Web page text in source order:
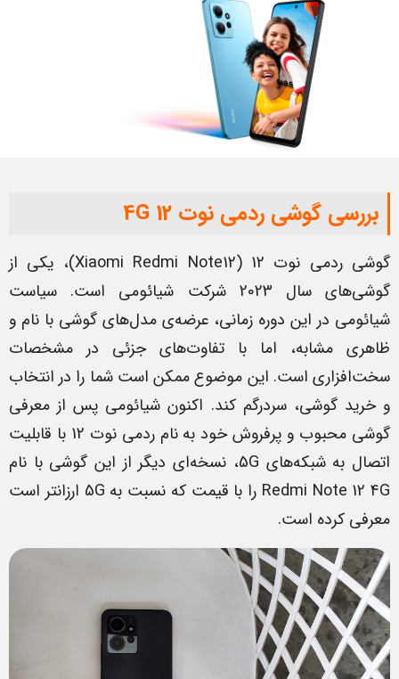
بررسی گوشی ردمی نوت 12 4G
گوشی ردمی نوت 12 (Xiaomi Redmi Note12)، یکی از
گوشی‌های سال 2023 شرکت شیائومی است. سیاست
شیائومی در این دوره زمانی، عرضه‌ی مدل‌های گوشی با نام و
ظاهری مشابه، اما با تفاوت‌های جزئی در مشخصات
سخت‌افزاری است. این موضوع ممکن است شما را در انتخاب
و خرید گوشی، سردرگم کند. اکنون شیائومی پس از معرفی
گوشی محبوب و پرفروش خود به نام ردمی نوت 12 با قابلیت
اتصال به شبکه‌های 5G، نسخه‌ای دیگر از این گوشی با نام
Redmi Note 12 4G را با قیمت که نسبت به 5G ارزانتر است
معرفی کرده است.